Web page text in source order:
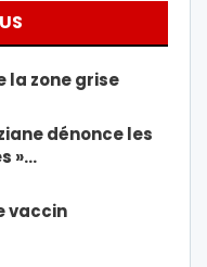
la zone grise
dénonce les
»…
vaccin